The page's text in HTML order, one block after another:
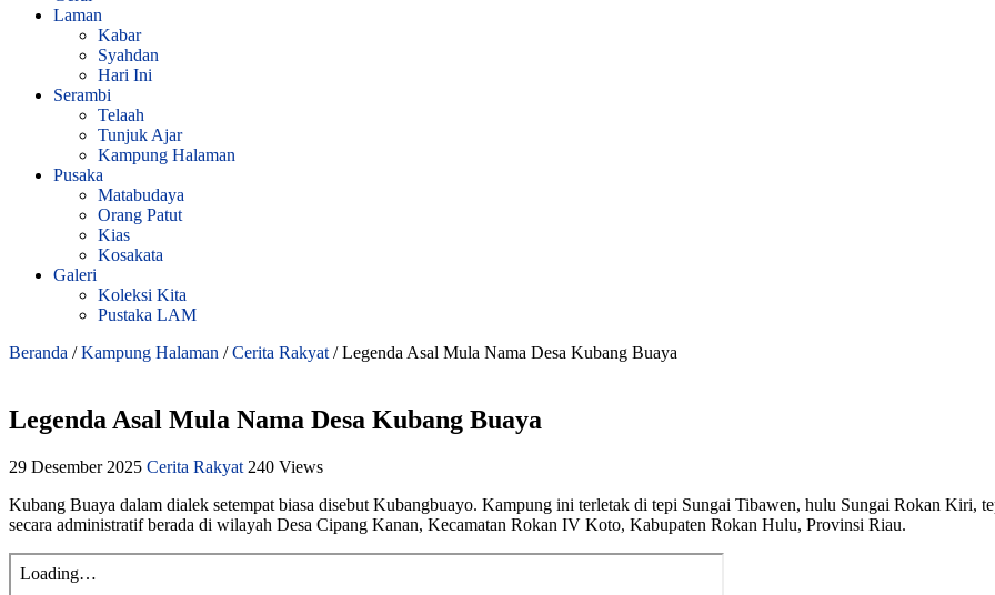
Laman
Kabar
Syahdan
Hari Ini
Serambi
Telaah
Tunjuk Ajar
Kampung Halaman
Pusaka
Matabudaya
Orang Patut
Kias
Kosakata
Galeri
Koleksi Kita
Pustaka LAM
Beranda / Kampung Halaman / Cerita Rakyat / Legenda Asal Mula Nama Desa Kubang Buaya
Legenda Asal Mula Nama Desa Kubang Buaya
29 Desember 2025 Cerita Rakyat 240 Views
Kubang Buaya dalam dialek setempat biasa disebut Kubangbuayo. Kampung ini terletak di tepi Sungai Tibawen, hulu Sungai Rokan Kiri,
secara administratif berada di wilayah Desa Cipang Kanan, Kecamatan Rokan IV Koto, Kabupaten Rokan Hulu, Provinsi Riau.